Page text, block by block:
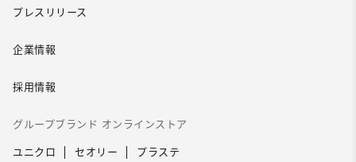
プレスリリース
企業情報
採用情報
グループブランド オンラインストア
ユニクロ セオリー プラステ